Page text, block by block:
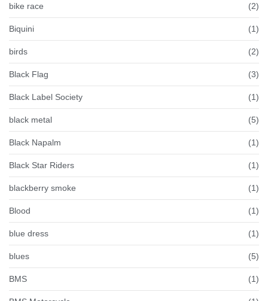
bike race (2)
Biquini (1)
birds (2)
Black Flag (3)
Black Label Society (1)
black metal (5)
Black Napalm (1)
Black Star Riders (1)
blackberry smoke (1)
Blood (1)
blue dress (1)
blues (5)
BMS (1)